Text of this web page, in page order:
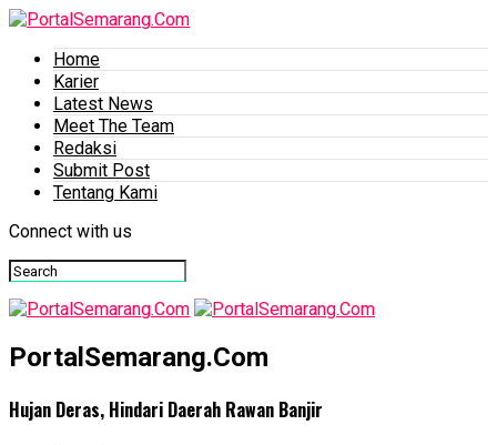
Home
Karier
Latest News
Meet The Team
Redaksi
Submit Post
Tentang Kami
Connect with us
PortalSemarang.Com
Hujan Deras, Hindari Daerah Rawan Banjir